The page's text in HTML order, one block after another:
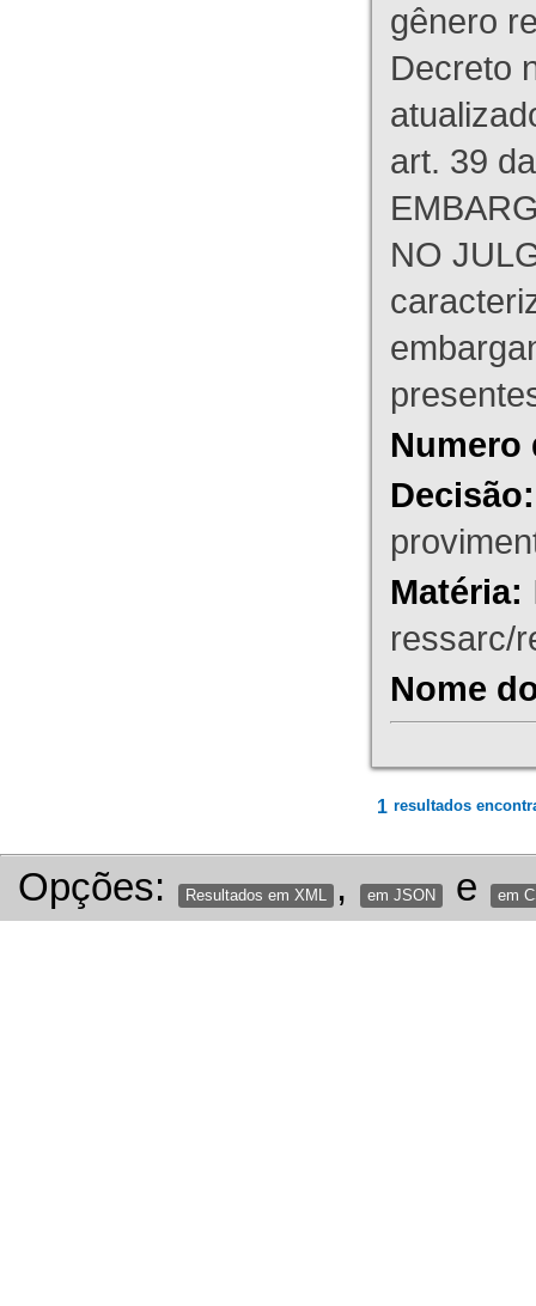
gênero
Decreto
art. 39
NO
Numero
Decisão:
Matéria:
ressarc/
Nome
1 resultados
Opções: Resultados em XML , em JSON e em